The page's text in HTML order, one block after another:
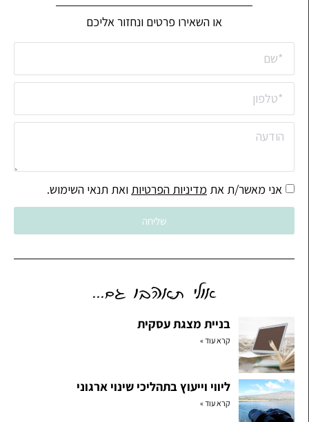
או השאירו פרטים ונחזור אליכם
אני מאשר/ת אתמדיניות הפרטיותואת תנאי השימוש.
שליחה
אולי תאהבו גם...
בניית מצגת עסקית
קרא עוד »
ליווי וייעוץ בתהליכי שינוי ארגוני
קרא עוד »